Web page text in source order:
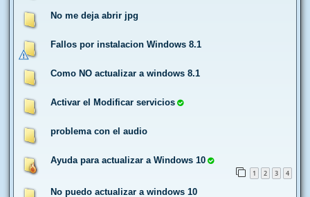
No me deja abrir jpg
Fallos por instalacion Windows 8.1
Como NO actualizar a windows 8.1
Activar el Modificar servicios
problema con el audio
Ayuda para actualizar a Windows 10
1 2 3 4
No puedo actualizar a windows 10